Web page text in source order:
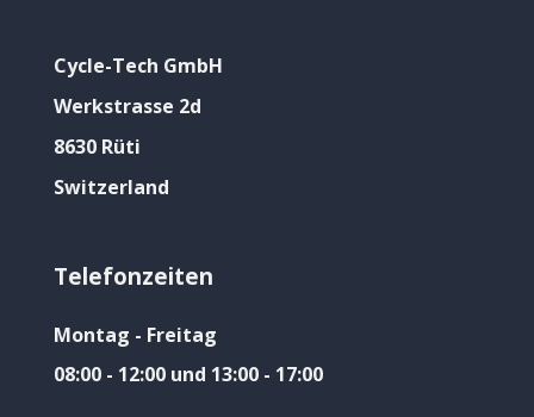
Cycle-Tech GmbH
Werkstrasse 2d
8630 Rüti
Switzerland
Telefonzeiten
Montag - Freitag
08:00 - 12:00 und 13:00 - 17:00